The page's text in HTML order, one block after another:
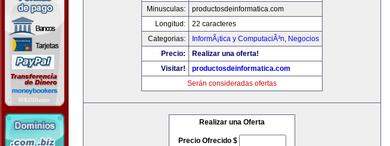
Minusculas:
productosdeinformatica.com
Longitud:
22 caracteres
Categorias:
InformÃ¡tica y ComputaciÃ³n, Negocios
Precio:
Realizar una oferta!
Visitar!
productosdeinformatica.com
Serán consideradas ofertas
Realizar una Oferta
Precio Ofrecido $